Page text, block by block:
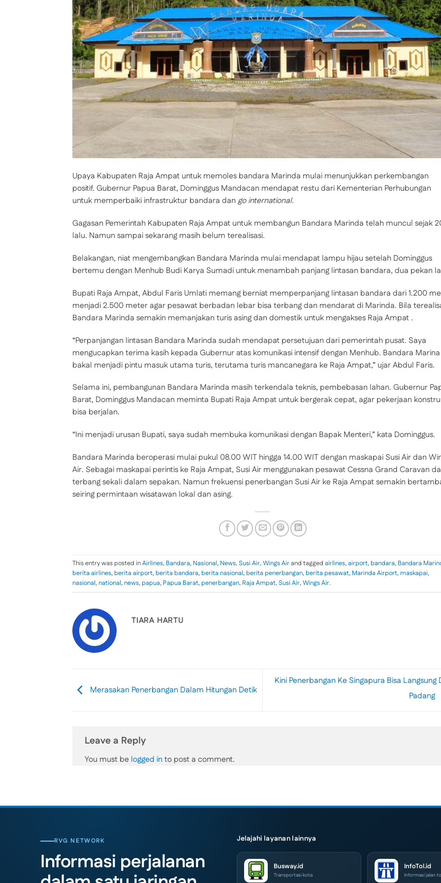
Upaya Kabupaten Raja Ampat untuk memoles bandara Marinda mulai menunjukkan perkembangan
positif. Gubernur Papua Barat, Dominggus Mandacan mendapat restu dari Kementerian Perhubungan
untuk memperbaiki infrastruktur bandara dan go international.
Gagasan Pemerintah Kabupaten Raja Ampat untuk membangun Bandara Marinda telah muncul sejak
lalu. Namun sampai sekarang masih belum terealisasi.
Belakangan, niat mengembangkan Bandara Marinda mulai mendapat lampu hijau setelah Dominggus
bertemu dengan Menhub Budi Karya Sumadi untuk menambah panjang lintasan bandara, dua pekan
Bupati Raja Ampat, Abdul Faris Umlati memang berniat memperpanjang lintasan bandara dari 1.200
menjadi 2.500 meter agar pesawat berbadan lebar bisa terbang dan mendarat di Marinda. Bila
Bandara Marinda semakin memanjakan turis asing dan domestik untuk mengakses Raja Ampat .
“Perpanjangan lintasan Bandara Marinda sudah mendapat persetujuan dari pemerintah pusat. Saya
mengucapkan terima kasih kepada Gubernur atas komunikasi intensif dengan Menhub. Bandara Marina
bakal menjadi pintu masuk utama turis, terutama turis mancanegara ke Raja Ampat,” ujar Abdul Faris.
Selama ini, pembangunan Bandara Marinda masih terkendala teknis, pembebasan lahan. Gubernur
Barat, Dominggus Mandacan meminta Bupati Raja Ampat untuk bergerak cepat, agar pekerjaan
bisa berjalan.
“Ini menjadi urusan Bupati, saya sudah membuka komunikasi dengan Bapak Menteri,” kata Dominggus.
Bandara Marinda beroperasi mulai pukul 08.00 WIT hingga 14.00 WIT dengan maskapai Susi Air dan
Air. Sebagai maskapai perintis ke Raja Ampat, Susi Air menggunakan pesawat Cessna Grand Caravan
terbang sekali dalam sepakan. Namun frekuensi penerbangan Susi Air ke Raja Ampat semakin
seiring permintaan wisatawan lokal dan asing.
This entry was posted inAirlines, Bandara, Nasional, News,Susi Air,Wings Airand tagged airlines,airport, bandara, Bandara
berita airlines, berita airport, berita bandara, berita nasional, berita penerbangan, berita pesawat, Marinda Airport,maskapai,
nasional,national,news,papua, Papua Barat,penerbangan, Raja Ampat,Susi Air,Wings Air.
TIARA HARTU
Merasakan Penerbangan Dalam Hitungan Detik
Kini Penerbangan Ke Singapura Bisa Langsung
Padang
Leave a Reply
You must be logged in to post a comment.
RVG NETWORK
Informasi perjalanan
Jelajahi layanan lainnya
Busway.id
Transportasi kota
InfoTol.id
Informasi jalan